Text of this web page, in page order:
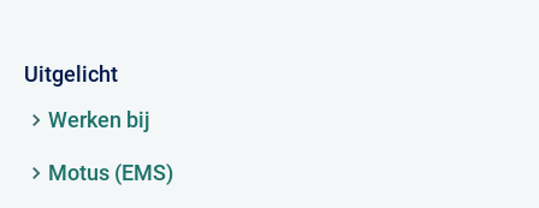
Uitgelicht
Werken bij
Motus (EMS)